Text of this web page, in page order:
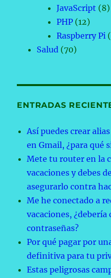
JavaScript (8)
PHP (12)
Raspberry Pi
Salud (70)
ENTRADAS
Así puedes crear
en Gmail, ¿para qué
Mete tu router en la
vacaciones y debes
asegurarlo contra
Me he conectado a
vacaciones,
contraseñas?
Por qué pagar por
definitiva para tu
Estas peligrosas